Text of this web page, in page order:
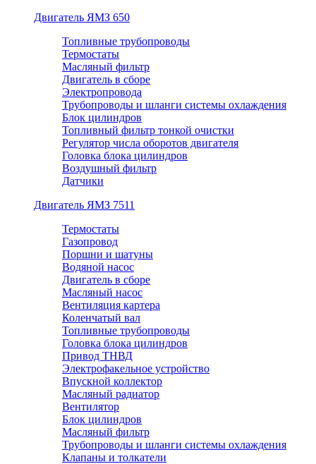
Двигатель ЯМЗ 650
Топливные трубопроводы
Термостаты
Масляный фильтр
Двигатель в сборе
Электропровода
Трубопроводы и шланги системы охлаждения
Блок цилиндров
Топливный фильтр тонкой очистки
Регулятор числа оборотов двигателя
Головка блока цилиндров
Воздушный фильтр
Датчики
Двигатель ЯМЗ 7511
Термостаты
Газопровод
Поршни и шатуны
Водяной насос
Двигатель в сборе
Масляный насос
Вентиляция картера
Коленчатый вал
Топливные трубопроводы
Головка блока цилиндров
Привод ТНВД
Электрофакельное устройство
Впускной коллектор
Масляный радиатор
Вентилятор
Блок цилиндров
Масляный фильтр
Трубопроводы и шланги системы охлаждения
Клапаны и толкатели